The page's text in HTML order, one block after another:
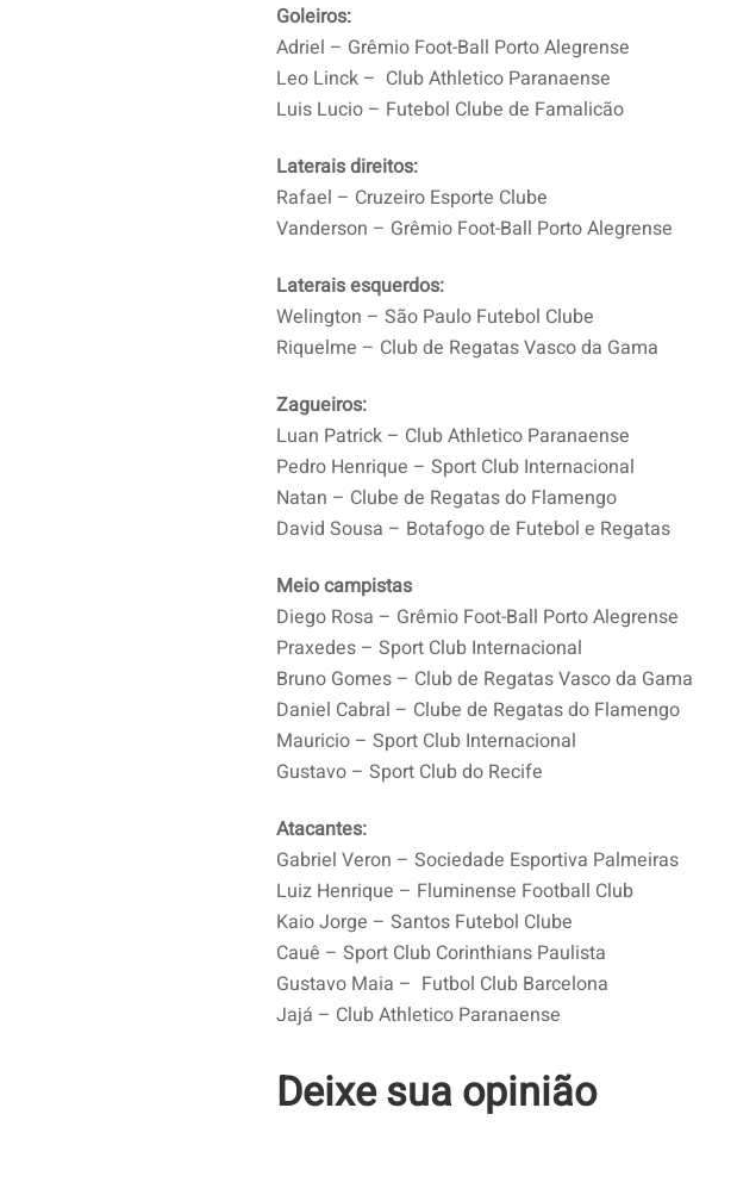
Goleiros:
Adriel – Grêmio Foot-Ball Porto Alegrense
Leo Linck – Club Athletico Paranaense
Luis Lucio – Futebol Clube de Famalicão
Laterais direitos:
Rafael – Cruzeiro Esporte Clube
Vanderson – Grêmio Foot-Ball Porto Alegrense
Laterais esquerdos:
Welington – São Paulo Futebol Clube
Riquelme – Club de Regatas Vasco da Gama
Zagueiros:
Luan Patrick – Club Athletico Paranaense
Pedro Henrique – Sport Club Internacional
Natan – Clube de Regatas do Flamengo
David Sousa – Botafogo de Futebol e Regatas
Meio campistas
Diego Rosa – Grêmio Foot-Ball Porto Alegrense
Praxedes – Sport Club Internacional
Bruno Gomes – Club de Regatas Vasco da Gama
Daniel Cabral – Clube de Regatas do Flamengo
Mauricio – Sport Club Internacional
Gustavo – Sport Club do Recife
Atacantes:
Gabriel Veron – Sociedade Esportiva Palmeiras
Luiz Henrique – Fluminense Football Club
Kaio Jorge – Santos Futebol Clube
Cauê – Sport Club Corinthians Paulista
Gustavo Maia – Futbol Club Barcelona
Jajá – Club Athletico Paranaense
Deixe sua opinião